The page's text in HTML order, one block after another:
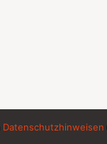
Datenschutzhinweisen